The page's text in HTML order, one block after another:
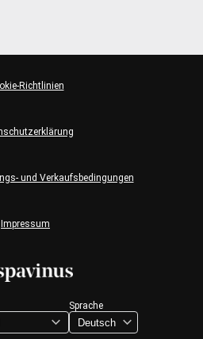
Sprache
Impressum
und Verkaufsbedingungen
Richtlinien